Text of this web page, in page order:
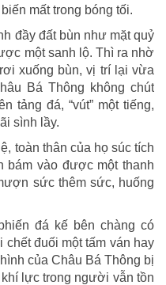
mất trong bóng tối.
đầy đất bùn như mặt quỷ
một sanh lộ. Thì ra nhờ
xuống bùn, vị trí lại vừa
Bá Thông không chút
tảng đá, “vút” một tiếng,
sình lầy.
toàn thân của họ súc tích
bám vào được một thanh
sức thêm sức, huống
đá kế bên chàng có
đuối một tấm ván hay
của Châu Bá Thông bị
lực trong người vẫn tồn